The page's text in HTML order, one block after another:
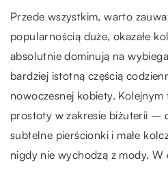
Przede wszystkim, warto
popularnością duże, okazałe
absolutnie dominują na
bardziej istotną częścią
nowoczesnej kobiety.
prostoty w zakresie biżuterii –
subtelne pierścionki i małe
nigdy nie wychodzą z mody.